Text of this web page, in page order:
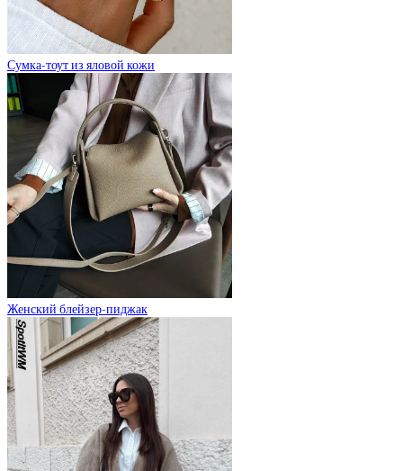
Сумка-тоут из яловой кожи
Женский блейзер-пиджак